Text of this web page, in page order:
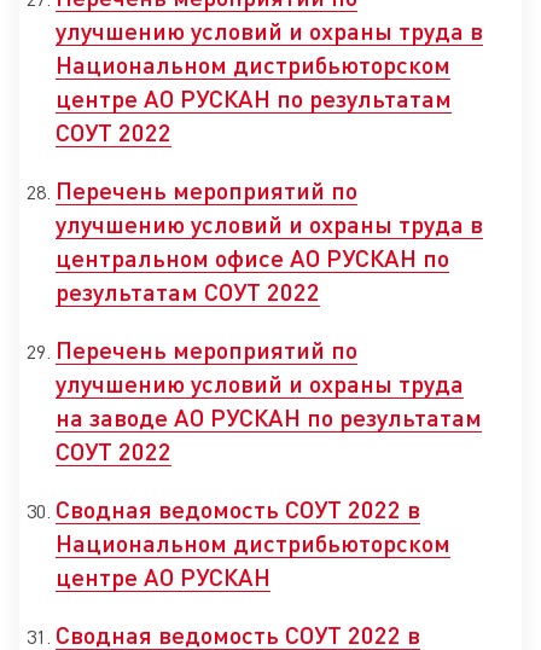
улучшению условий и охраны труда в
Национальном дистрибьюторском
центре АО РУСКАН по результатам
СОУТ 2022
Перечень мероприятий по
улучшению условий и охраны труда в
центральном офисе АО РУСКАН по
результатам СОУТ 2022
Перечень мероприятий по
улучшению условий и охраны труда
на заводе АО РУСКАН по результатам
СОУТ 2022
Сводная ведомость СОУТ 2022 в
Национальном дистрибьюторском
центре АО РУСКАН
Сводная ведомость СОУТ 2022 в